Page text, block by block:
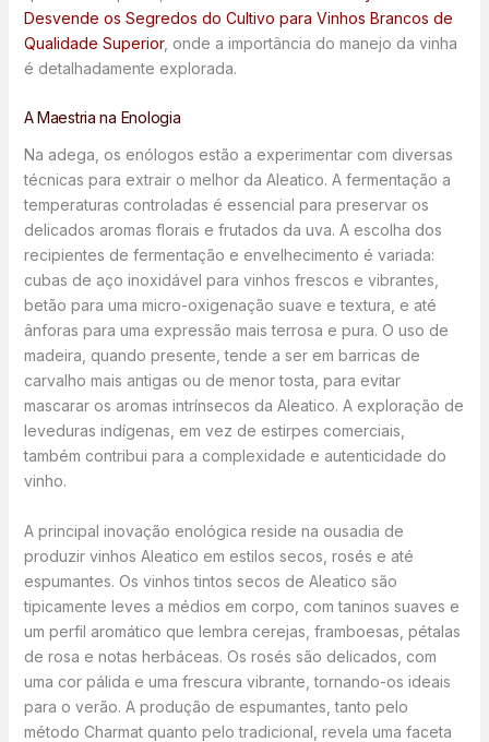
Desvende os Segredos do Cultivo para Vinhos Brancos de
Qualidade Superior, onde a importância do manejo da vinha
é detalhadamente explorada.
A Maestria na Enologia
Na adega, os enólogos estão a experimentar com diversas
técnicas para extrair o melhor da Aleatico. A fermentação a
temperaturas controladas é essencial para preservar os
delicados aromas florais e frutados da uva. A escolha dos
recipientes de fermentação e envelhecimento é variada:
cubas de aço inoxidável para vinhos frescos e vibrantes,
betão para uma micro-oxigenação suave e textura, e até
ânforas para uma expressão mais terrosa e pura. O uso de
madeira, quando presente, tende a ser em barricas de
carvalho mais antigas ou de menor tosta, para evitar
mascarar os aromas intrínsecos da Aleatico. A exploração de
leveduras indígenas, em vez de estirpes comerciais,
também contribui para a complexidade e autenticidade do
vinho.
A principal inovação enológica reside na ousadia de
produzir vinhos Aleatico em estilos secos, rosés e até
espumantes. Os vinhos tintos secos de Aleatico são
tipicamente leves a médios em corpo, com taninos suaves e
um perfil aromático que lembra cerejas, framboesas, pétalas
de rosa e notas herbáceas. Os rosés são delicados, com
uma cor pálida e uma frescura vibrante, tornando-os ideais
para o verão. A produção de espumantes, tanto pelo
método Charmat quanto pelo tradicional, revela uma faceta